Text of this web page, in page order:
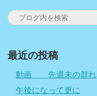
最近の投稿
動画 先週末の群れ
午後になって更に